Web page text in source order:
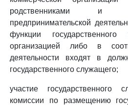
родственниками и
предпринимательской
функции
организацией либо в
деятельности входят в
государственного служащего;
участие государственного
комиссии по размещению